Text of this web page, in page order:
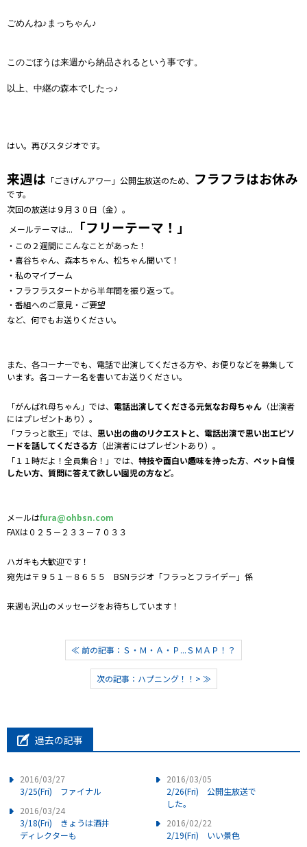
ごめんね♪まっちゃん♪
このごぼうは来週から納品されるという事です。
以上、中継の森本でしたっ♪
はい。再びスタジオです。
来週は 「ごきげんアワー」公開生放送のため、 フラフラはお休み
です。
次回の放送は９月３０日（金）。
メールテーマは...
「フリーテーマ！」
・この２週間にこんなことがあった！
・喜谷ちゃん、森本ちゃん、松ちゃん聞いて！
・私のマイブーム
・フラフラスタートから半年間を振り返って。
・番組へのご意見・ご要望
など、何でもお送りください。
また、各コーナーでも、電話で出演してくださる方や、お便りなどを募集して
います。各コーナー名を書いてお送りください。
「がんばれ母ちゃん」では、 電話出演してくださる元気なお母ちゃん （出演者
にはプレゼントあり）。
「フラっと歌王」では、 思い出の曲のリクエストと、電話出演で思い出エピソ
ードを話してくださる方 （出演者にはプレゼントあり）。
「１１時だよ！全員集合！」では、 特技や面白い趣味を持った方、 ペット自慢
したい方、質問に答えて欲しい園児の方など。
メールはfura@ohbsn.com
FAXは０２５－２３３－７０３３
ハガキも大歓迎です！
宛先は〒９５１－８６５５ BSNラジオ「フラっとフライデー」係
来週も沢山のメッセージをお待ちしています！
≪ 前の記事：Ｓ・Ｍ・Ａ・Ｐ...ＳＭＡＰ！？
次の記事：ハプニング！！> ≫
過去の記事
2016/03/27
3/25(Fri) ファイナル
2016/03/24
3/18(Fri) きょうは酒井
ディレクターも
2016/03/05
2/26(Fri) 公開生放送で
した。
2016/02/22
2/19(Fri) いい景色